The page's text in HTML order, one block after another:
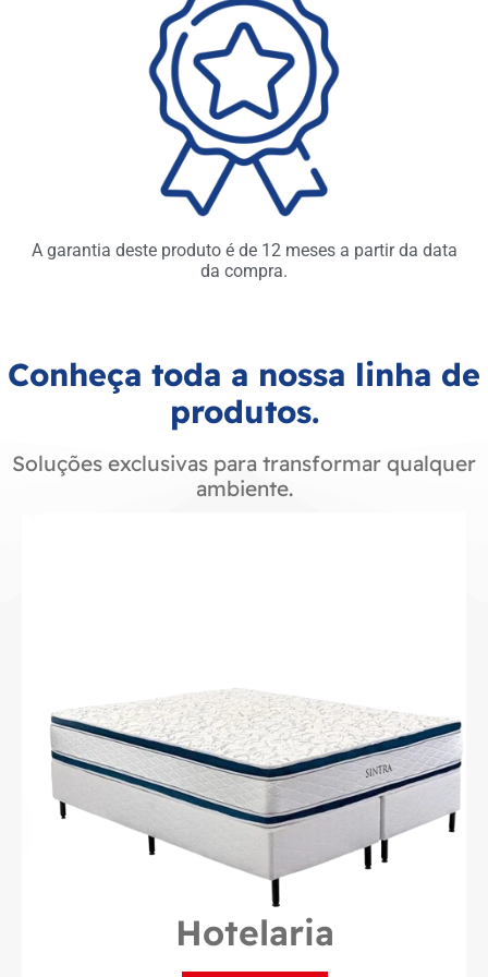
A garantia deste produto é de 12 meses a partir da data
da compra.
Conheça toda a nossa linha de
produtos.
Soluções exclusivas para transformar qualquer
ambiente.
Hotelaria